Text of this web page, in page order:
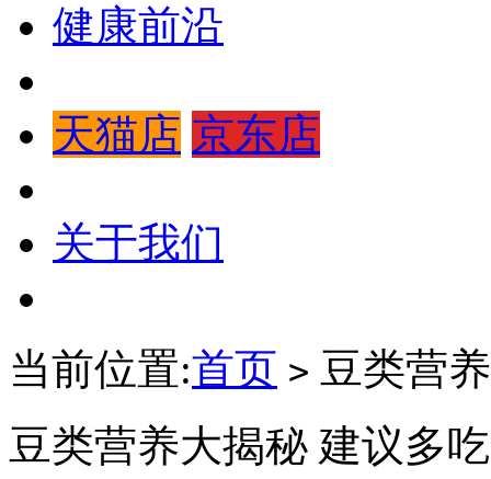
健康前沿
天猫店 京东店
关于我们
当前位置:首页 > 豆类营
豆类营养大揭秘 建议多吃